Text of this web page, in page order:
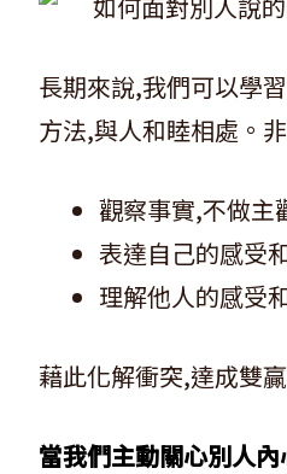
長期來說,我們可以學習
方法,與人和睦相處。
觀察事實,不做主
表達自己的感受
理解他人的感受
藉此化解衝突,達成雙贏
當我們主動關心別人